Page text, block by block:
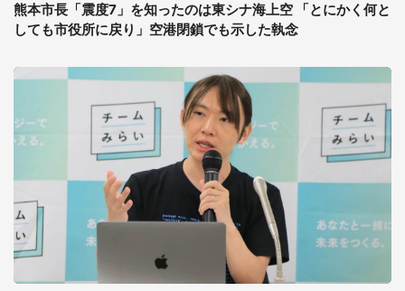
熊本市長「震度7」を知ったのは東シナ海上空 「とにかく何と
しても市役所に戻り」空港閉鎖でも示した執念